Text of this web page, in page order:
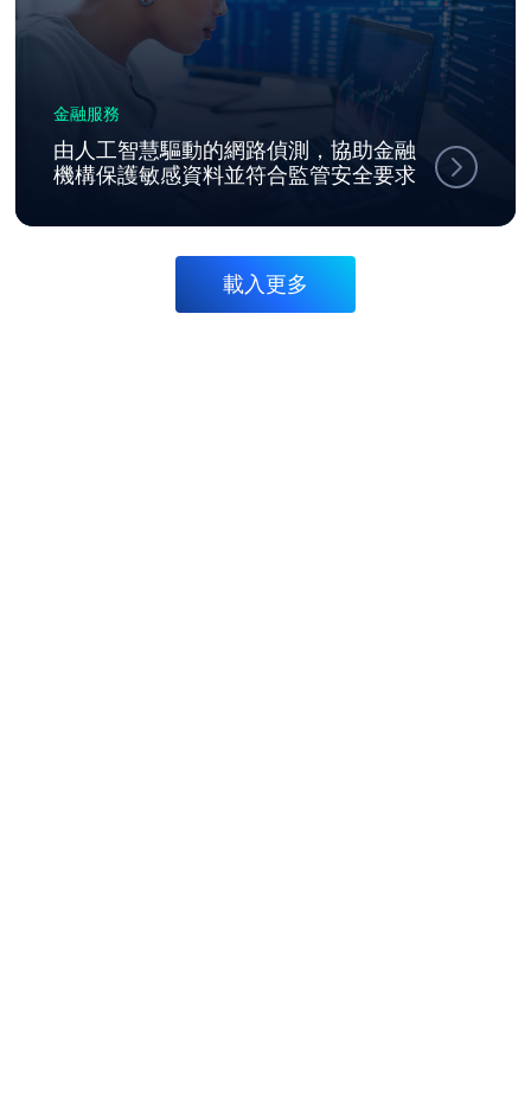
金融服務
由人工智慧驅動的網路偵測，協助金融
機構保護敏感資料並符合監管安全要求
載入更多